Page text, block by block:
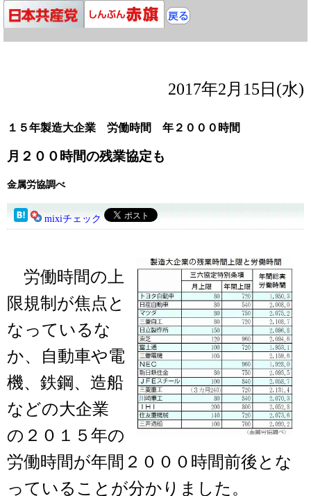
2017年2月15日(水)
１５年製造大企業 労働時間 年２０００時間
月２００時間の残業協定も
金属労協調べ
mixiチェック
労働時間の上
限規制が焦点と
なっているな
か、自動車や電
機、鉄鋼、造船
などの大企業
の２０１５年の
労働時間が年間２０００時間前後とな
っていることが分かりました。